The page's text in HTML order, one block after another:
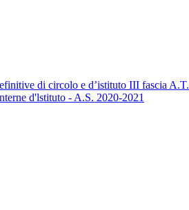
di circolo e d’istituto III fascia
d'lstituto - A.S. 2020-2021